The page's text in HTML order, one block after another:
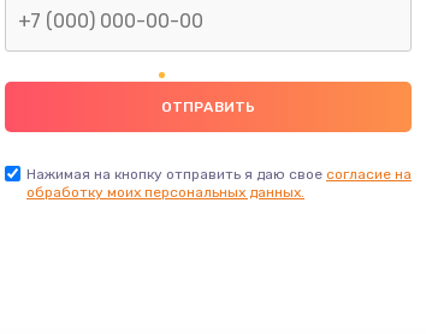
Нажимая на кнопку отправить я даю свое согласие на
обработку моих персональных данных.